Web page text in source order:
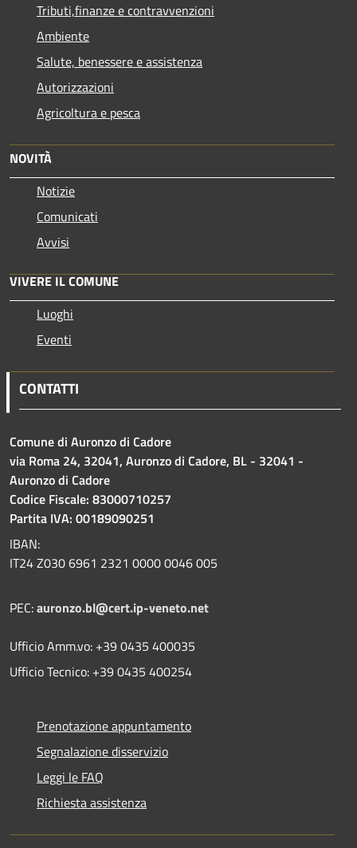
Tributi,finanze e contravvenzioni
Ambiente
Salute, benessere e assistenza
Autorizzazioni
Agricoltura e pesca
NOVITÀ
Notizie
Comunicati
Avvisi
VIVERE IL COMUNE
Luoghi
Eventi
CONTATTI
Comune di Auronzo di Cadore
via Roma 24, 32041, Auronzo di Cadore, BL - 32041 -
Auronzo di Cadore
Codice Fiscale: 83000710257
Partita IVA: 00189090251
IBAN:
IT24 Z030 6961 2321 0000 0046 005
PEC:auronzo.bl@cert.ip-veneto.net
Ufficio Amm.vo: +39 0435 400035
Ufficio Tecnico: +39 0435 400254
Prenotazione appuntamento
Segnalazione disservizio
Leggi le FAQ
Richiesta assistenza